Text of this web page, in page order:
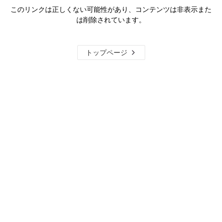
このリンクは正しくない可能性があり、コンテンツは非表示また
は削除されています。
トップページ